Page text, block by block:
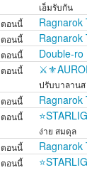
เอ็มรับกัน
ตอนนี้ Ragnarok
ตอนนี้
Ragnarok
ตอนนี้
Double-
ตอนนี้
ปรับบาลานส
ตอนนี้ Ragnarok
ตอนนี้
ง่าย สมดุล
ตอนนี้ Ragnarok
ตอนนี้